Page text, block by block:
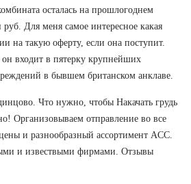
осталась на прошлогоднем
Для меня самое интересное какая
на такую оферту, если она поступит.
входит в пятерку крупнейших
в бывшем британском анклаве.
Что нужно, чтобы Накачать грудь
Организовываем отправление во все
и разнообразный ассортимент ACC.
и извествыми фирмами. Отзывы